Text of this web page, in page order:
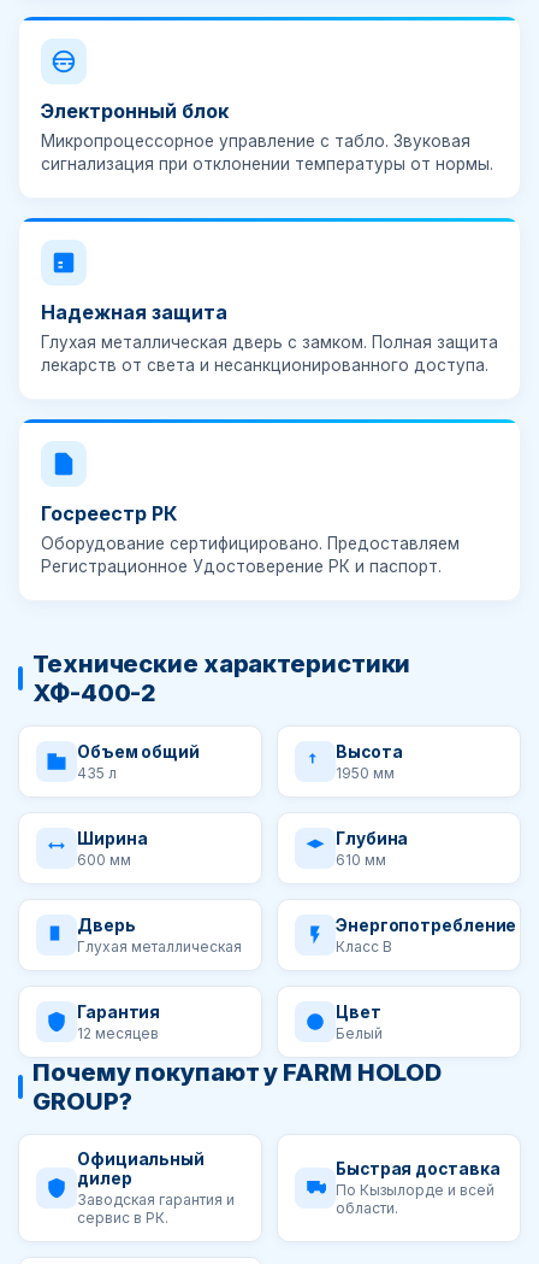
Электронный блок
Микропроцессорное управление с табло. Звуковая
сигнализация при отклонении температуры от нормы.
Надежная защита
Глухая металлическая дверь с замком. Полная защита
лекарств от света и несанкционированного доступа.
Госреестр РК
Оборудование сертифицировано. Предоставляем
Регистрационное Удостоверение РК и паспорт.
Технические характеристики
ХФ-400-2
Объем общий
435 л
Высота
1950 мм
Ширина
600 мм
Глубина
610 мм
Дверь
Глухая металлическая
Энергопотребление
Класс B
Гарантия
12 месяцев
Цвет
Белый
Почему покупают у FARM HOLOD
GROUP?
Официальный
дилер
Заводская гарантия и
сервис в РК.
Быстрая доставка
По Кызылорде и всей
области.